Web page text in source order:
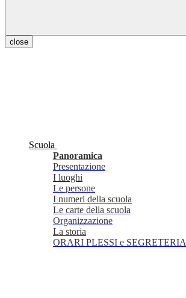
close
Scuola
Panoramica
Presentazione
I luoghi
Le persone
I numeri della scuola
Le carte della scuola
Organizzazione
La storia
ORARI PLESSI e SEGRETERIA